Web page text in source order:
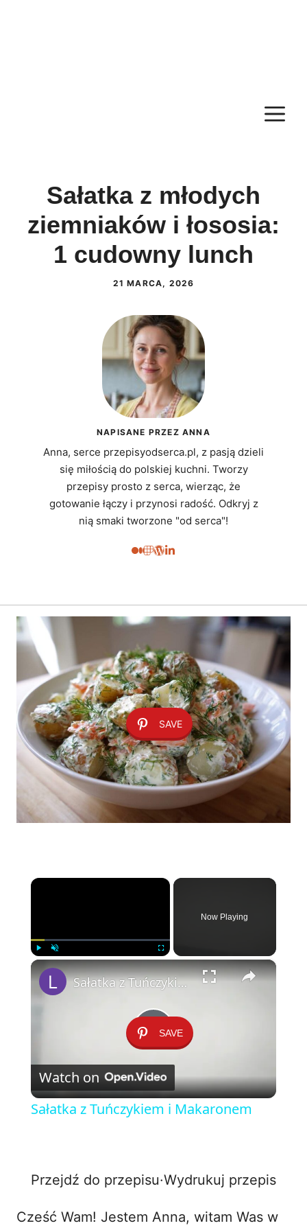
Sałatka z młodych
ziemniaków i łososia:
1 cudowny lunch
21 MARCA, 2026
NAPISANE PRZEZ ANNA
Anna, serce przepisyodserca.pl, z pasją dzieli
się miłością do polskiej kuchni. Tworzy
przepisy prosto z serca, wierząc, że
gotowanie łączy i przynosi radość. Odkryj z
nią smaki tworzone "od serca"!
SAVE
×
Now Playing
×
SAVE
P
l
y
V
Sałatka z Tuńczykiem i Makaronem
Watch on
Sałatka z Tuńczykiem i Makaronem
Przejdź do przepisu·Wydrukuj przepis
Cześć Wam! Jestem Anna, witam Was w